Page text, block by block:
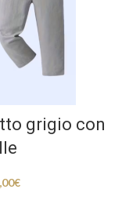
grigio con
€